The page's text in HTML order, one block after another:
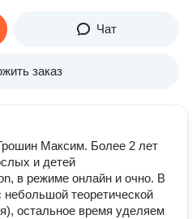
Чат
заказ
Максим. Более 2 лет
и детей
в режиме онлайн и очно. В
теоретической
остальное время уделяем